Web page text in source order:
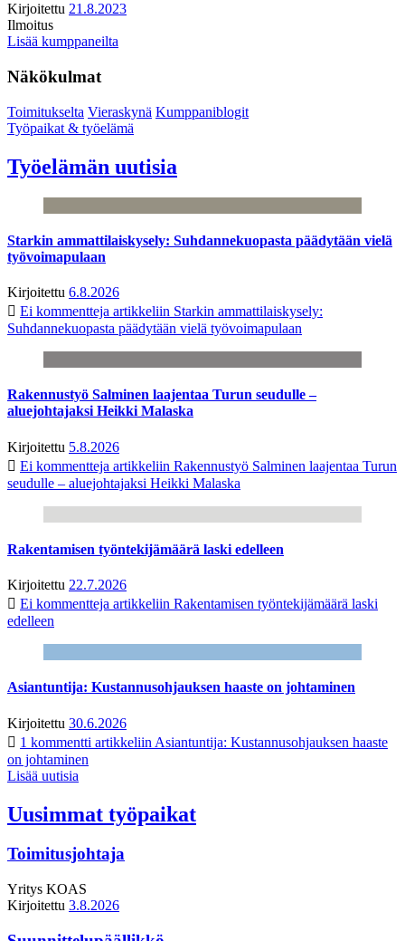
Kirjoitettu 21.8.2023
Ilmoitus
Lisää kumppaneilta
Näkökulmat
Toimitukselta Vieraskynä Kumppaniblogit
Työpaikat & työelämä
Työelämän uutisia
Starkin ammattilaiskysely: Suhdannekuopasta päädytään vielä
työvoimapulaan
Kirjoitettu 6.8.2026
Ei kommentteja artikkeliin Starkin ammattilaiskysely:
Suhdannekuopasta päädytään vielä työvoimapulaan
Rakennustyö Salminen laajentaa Turun seudulle –
aluejohtajaksi Heikki Malaska
Kirjoitettu 5.8.2026
Ei kommentteja artikkeliin Rakennustyö Salminen laajentaa Turun
seudulle – aluejohtajaksi Heikki Malaska
Rakentamisen työntekijämäärä laski edelleen
Kirjoitettu 22.7.2026
Ei kommentteja artikkeliin Rakentamisen työntekijämäärä laski
edelleen
Asiantuntija: Kustannusohjauksen haaste on johtaminen
Kirjoitettu 30.6.2026
1 kommentti artikkeliin Asiantuntija: Kustannusohjauksen haaste
on johtaminen
Lisää uutisia
Uusimmat työpaikat
Toimitusjohtaja
Yritys KOAS
Kirjoitettu 3.8.2026